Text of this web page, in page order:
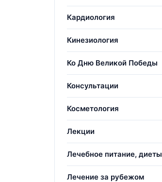
Кардиология
Кинезиология
Ко Дню Великой Победы
Консультации
Косметология
Лекции
Лечебное питание, диеты
Лечение за рубежом